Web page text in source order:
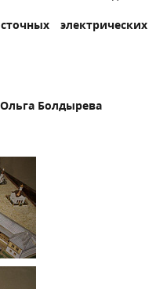
электрических
Болдырева